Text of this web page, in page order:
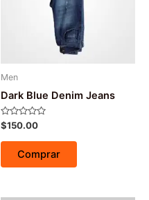
Men
Dark Blue Denim Jeans
Avaliação
0
de
$150.00
Comprar